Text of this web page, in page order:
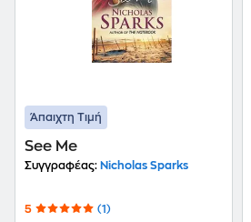
Άπαιχτη Τιμή
See Me
Συγγραφέας: Nicholas Sparks
5 (1)